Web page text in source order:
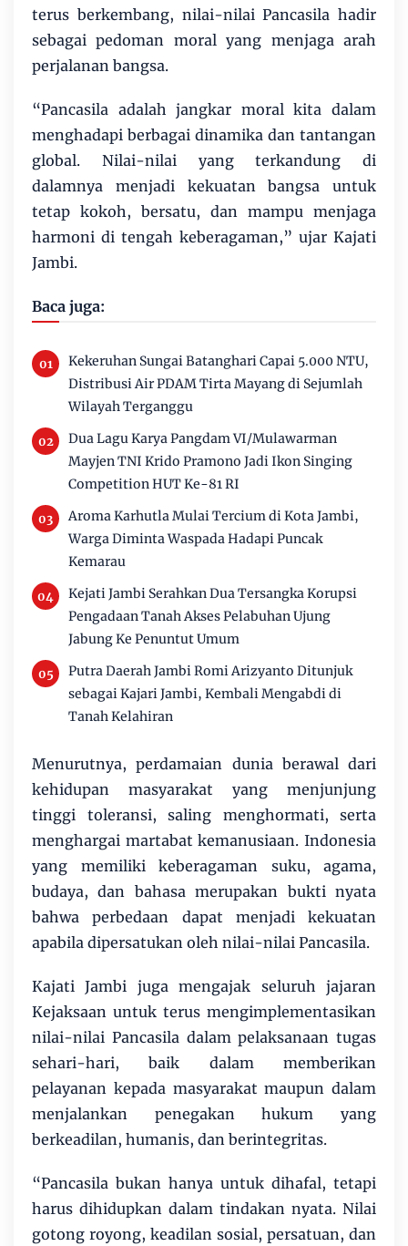
terus berkembang, nilai-nilai Pancasila hadir
sebagai pedoman moral yang menjaga arah
perjalanan bangsa.
“Pancasila adalah jangkar moral kita dalam
menghadapi berbagai dinamika dan tantangan
global. Nilai-nilai yang terkandung di
dalamnya menjadi kekuatan bangsa untuk
tetap kokoh, bersatu, dan mampu menjaga
harmoni di tengah keberagaman,” ujar Kajati
Jambi.
Baca juga:
Kekeruhan Sungai Batanghari Capai 5.000 NTU,
Distribusi Air PDAM Tirta Mayang di Sejumlah
Wilayah Terganggu
Dua Lagu Karya Pangdam VI/Mulawarman
Mayjen TNI Krido Pramono Jadi Ikon Singing
Competition HUT Ke-81 RI
Aroma Karhutla Mulai Tercium di Kota Jambi,
Warga Diminta Waspada Hadapi Puncak
Kemarau
Kejati Jambi Serahkan Dua Tersangka Korupsi
Pengadaan Tanah Akses Pelabuhan Ujung
Jabung Ke Penuntut Umum
Putra Daerah Jambi Romi Arizyanto Ditunjuk
sebagai Kajari Jambi, Kembali Mengabdi di
Tanah Kelahiran
Menurutnya, perdamaian dunia berawal dari
kehidupan masyarakat yang menjunjung
tinggi toleransi, saling menghormati, serta
menghargai martabat kemanusiaan. Indonesia
yang memiliki keberagaman suku, agama,
budaya, dan bahasa merupakan bukti nyata
bahwa perbedaan dapat menjadi kekuatan
apabila dipersatukan oleh nilai-nilai Pancasila.
Kajati Jambi juga mengajak seluruh jajaran
Kejaksaan untuk terus mengimplementasikan
nilai-nilai Pancasila dalam pelaksanaan tugas
sehari-hari, baik dalam memberikan
pelayanan kepada masyarakat maupun dalam
menjalankan penegakan hukum yang
berkeadilan, humanis, dan berintegritas.
“Pancasila bukan hanya untuk dihafal, tetapi
harus dihidupkan dalam tindakan nyata. Nilai
gotong royong, keadilan sosial, persatuan, dan